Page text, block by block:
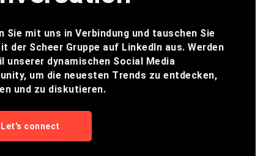
Sie mit uns in Verbindung und tauschen Sie
der Scheer Gruppe auf LinkedIn aus. Werden
unserer dynamischen Social Media
um die neuesten Trends zu entdecken,
und zu diskutieren.
Let's connect